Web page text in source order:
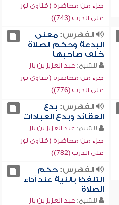
جزء من محاضرة ( فتاوى نور
على الدرب (743))
الفهرس:معنى
البدعة وحكم الصلاة
خلف صاحبها
للشيخ: عبد العزيز بن باز
جزء من محاضرة ( فتاوى نور
على الدرب (776))
الفهرس: بدع
العقائد وبدع العبادات
للشيخ: عبد العزيز بن باز
جزء من محاضرة ( فتاوى نور
على الدرب (782))
الفهرس:حكم
التلفظ بالنية عند أداء
الصلاة
للشيخ: عبد العزيز بن باز